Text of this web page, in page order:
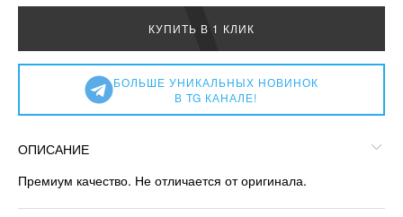
КУПИТЬ В 1 КЛИК
БОЛЬШЕ УНИКАЛЬНЫХ НОВИНОК
В TG КАНАЛЕ!
ОПИСАНИЕ
Премиум качество. Не отличается от оригинала.